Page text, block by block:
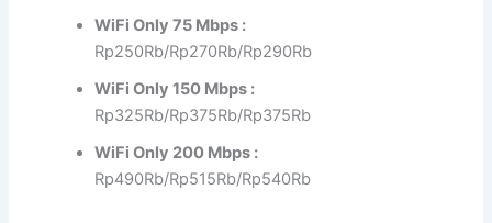
WiFi Only 75 Mbps :
Rp250Rb/Rp270Rb/Rp290Rb
WiFi Only 150 Mbps :
Rp325Rb/Rp375Rb/Rp375Rb
WiFi Only 200 Mbps :
Rp490Rb/Rp515Rb/Rp540Rb